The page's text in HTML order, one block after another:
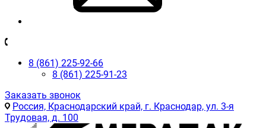
8 (861) 225-92-66
8 (861) 225-91-23
Заказать звонок
Россия, Краснодарский край, г. Краснодар, ул. 3-я
Трудовая, д. 100